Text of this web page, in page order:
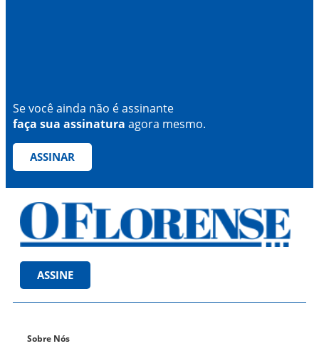
Se você ainda não é assinante
faça sua assinatura agora mesmo.
ASSINAR
ASSINE
Sobre Nós